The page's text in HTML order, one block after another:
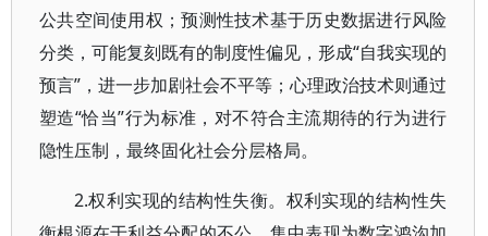
公共空间使用权；预测性技术基于历史数据进行风险
分类，可能复刻既有的制度性偏见，形成“自我实现的
预言”，进一步加剧社会不平等；心理政治技术则通过
塑造“恰当”行为标准，对不符合主流期待的行为进行
隐性压制，最终固化社会分层格局。
2.权利实现的结构性失衡。
权利实现的结构性失